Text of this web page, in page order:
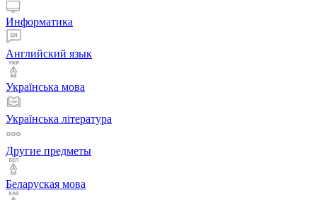
Информатика
Английский язык
Українська мова
Українська література
Другие предметы
Беларуская мова